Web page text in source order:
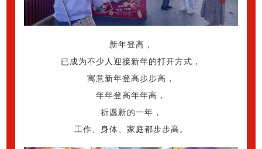
新年登高，
已成为不少人迎接新年的打开方式，
寓意新年登高步步高，
年年登高年年高，
祈愿新的一年，
工作、身体、家庭都步步高。